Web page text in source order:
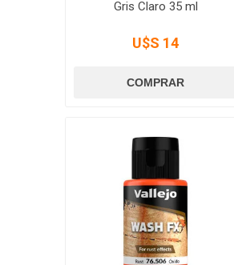
Gris Claro 35 ml
U$S 14